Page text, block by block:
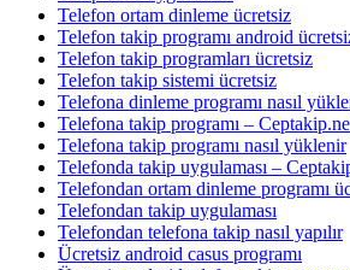
Telefon ortam dinleme ücretsiz
Telefon takip programı android
Telefon takip programları ücretsiz
Telefon takip sistemi ücretsiz
Telefona dinleme programı nasıl
Telefona takip programı –
Telefona takip programı nasıl yüklenir
Telefonda takip uygulaması –
Telefondan ortam dinleme programı
Telefondan takip uygulaması
Telefondan telefona takip nasıl yapılır
Ücretsiz android casus programı